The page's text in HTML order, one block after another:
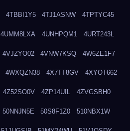
4TBBI1Y5 4TJ1ASNW 4TPTYC45
4UMM8LXA 4UNHPQM1 4URT243L
4VJZYO02 4VNW7KSQ 4W6ZE1F7
4WXQZN38 4X7TT8GV 4XYOT662
4Z52SO0V 4ZP14UIL 4ZVGSBH0
50NNJN5E 50S8F1Z0 510NBX1W